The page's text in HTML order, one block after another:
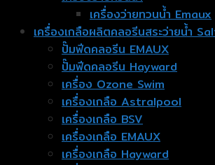
เครื่องว่ายทวนน้ำ Emaux
เครื่องเกลือผลิตคลอรีนสระว่ายน้ำ
ปั๊มฟีดคลอรีน EMAUX
ปั๊มฟีดคลอรีน Hayward
เครื่อง Ozone Swim
เครื่องเกลือ Astralpool
เครื่องเกลือ BSV
เครื่องเกลือ EMAUX
เครื่องเกลือ Hayward